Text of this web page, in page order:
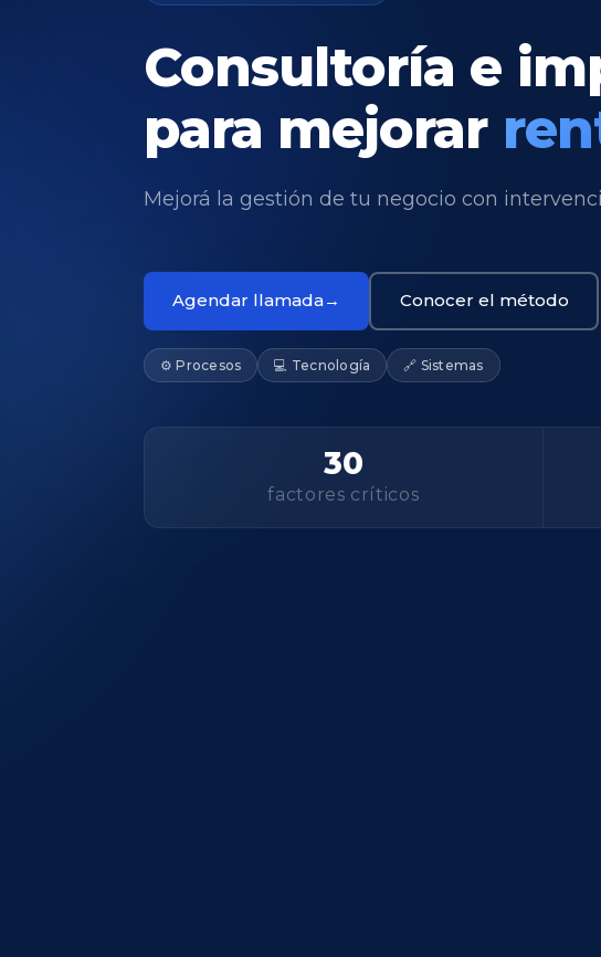
Consultoría e
para mejorar
Mejorá la gestión de tu negocio con
Agendar llamada Conocer el método
⚙️ Procesos 💻 Tecnología 🔗 Sistemas
30
factores críticos